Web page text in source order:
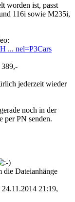
worden ist, passt
116i sowie M235i,
... nel=P3Cars
jederzeit wieder
gerade noch in der
per PN senden.
die Dateianhänge
24.11.2014 21:19,